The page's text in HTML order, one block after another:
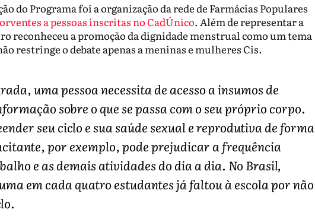
do Programa foi a organização da rede de Farmácias Populares
a pessoas inscritas no CadÚnico. Além de representar a
reconheceu a promoção da dignidade menstrual como um tema
restringe o debate apenas a meninas e mulheres Cis.
uma pessoa necessita de acesso a insumos de
sobre o que se passa com o seu próprio corpo.
seu ciclo e sua saúde sexual e reprodutiva de forma
por exemplo, pode prejudicar a frequência
e as demais atividades do dia a dia. No Brasil,
em cada quatro estudantes já faltou à escola por não